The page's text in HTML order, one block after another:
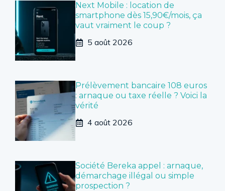
Next Mobile : location de
smartphone dès 15,90€/mois, ça
vaut vraiment le coup ?
5 août 2026
Prélèvement bancaire 108 euros
: arnaque ou taxe réelle ? Voici la
vérité
4 août 2026
Société Bereka appel : arnaque,
démarchage illégal ou simple
prospection ?